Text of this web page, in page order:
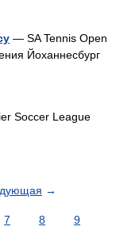
— SA Tennis Open
Йоханнесбург
Soccer League
→
7 8
9